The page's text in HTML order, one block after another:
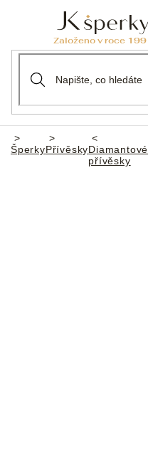
Domů
ŠperkyPřívěskyDiamantové
přívěsky